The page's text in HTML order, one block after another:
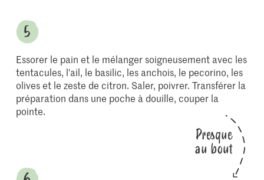
Essorer le pain et le mélanger soigneusement avec les
tentacules, l'ail, le basilic, les anchois, le pecorino, les
olives et le zeste de citron. Saler, poivrer. Transférer la
préparation dans une poche à douille, couper la
pointe.
Presque
au bout